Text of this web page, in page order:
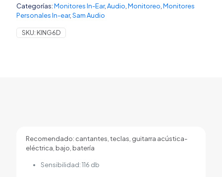
Monitores
In-
ear
Personalizados
Categorías:Monitores In-Ear,Audio Monitoreo Monitores
Personales In-ear,Sam Audio
SKU: KING6D
Recomendado: cantantes, teclas, guitarra acústica-
eléctrica, bajo, batería
Sensibilidad: 116 db